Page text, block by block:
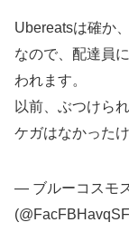
Ubereatsは確か
なので、配達員
われます。
以前、ぶつけら
ケガはなかった
— ブルーコスモ